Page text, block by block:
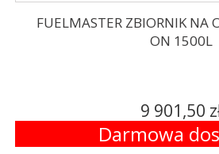
FUELMASTER ZBIORNIK NA
ON 1500L
9 901,50
Darmowa